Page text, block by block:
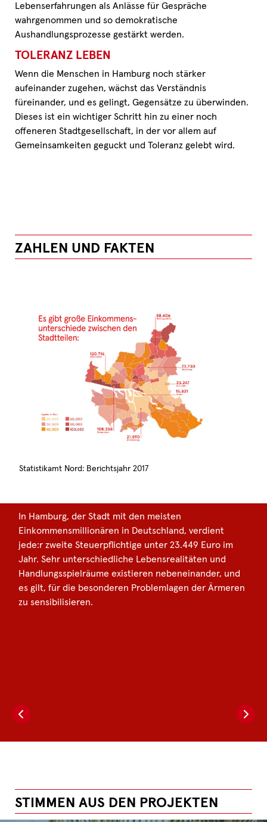
Lebenserfahrungen als Anlässe für Gespräche
wahrgenommen und so demokratische
Aushandlungsprozesse gestärkt werden.
TOLERANZ LEBEN
Wenn die Menschen in Hamburg noch stärker
aufeinander zugehen, wächst das Verständnis
füreinander, und es gelingt, Gegensätze zu überwinden.
Dieses ist ein wichtiger Schritt hin zu einer noch
offeneren Stadtgesellschaft, in der vor allem auf
Gemeinsamkeiten geguckt und Toleranz gelebt wird.
ZAHLEN UND FAKTEN
Statistikamt Nord: Berichtsjahr 2017
In Hamburg, der Stadt mit den meisten
Einkommensmillionären in Deutschland, verdient
jede:r zweite Steuerpflichtige unter 23.449 Euro im
Jahr. Sehr unterschiedliche Lebensrealitäten und
Handlungsspielräume existieren nebeneinander, und
es gilt, für die besonderen Problemlagen der Ärmeren
zu sensibilisieren.
STIMMEN AUS DEN PROJEKTEN